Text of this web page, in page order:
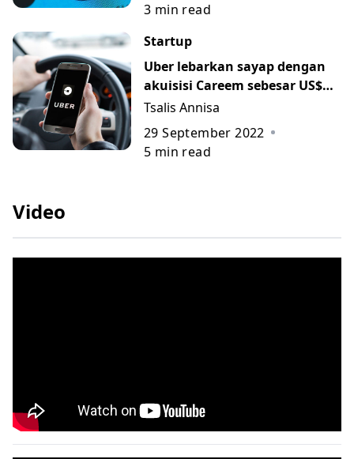
3 min read
Startup
Uber lebarkan sayap dengan
akuisisi Careem sebesar US$
3,1 miliar
Tsalis Annisa
29 September 2022
5 min read
Video